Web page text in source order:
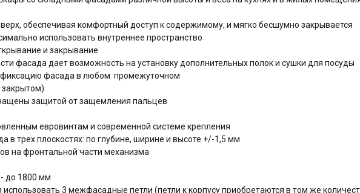
обеспечивая комфортный доступ к содержимому, и мягко бесшумно закрывается
использовать внутреннее пространство
и закрывание
фасада дает возможность на установку дополнительных полок и сушки для посуды
фиксацию фасада в любом промежуточном
защитой от защемления пальцев
евровинтам и современной системе крепления
в трех плоскостях: по глубине, ширине и высоте +/-1,5 мм
на фронтальной части механизма
до 1800 мм
3 межфасадные петли (петли к корпусу приобретаются в том же